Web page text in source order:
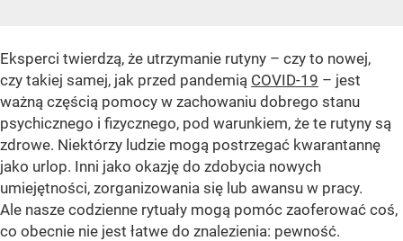
Eksperci twierdzą, że utrzymanie rutyny – czy to nowej,
czy takiej samej, jak przed pandemią COVID-19 – jest
ważną częścią pomocy w zachowaniu dobrego stanu
psychicznego i fizycznego, pod warunkiem, że te rutyny są
zdrowe. Niektórzy ludzie mogą postrzegać kwarantannę
jako urlop. Inni jako okazję do zdobycia nowych
umiejętności, zorganizowania się lub awansu w pracy.
Ale nasze codzienne rytuały mogą pomóc zaoferować coś,
co obecnie nie jest łatwe do znalezienia: pewność.